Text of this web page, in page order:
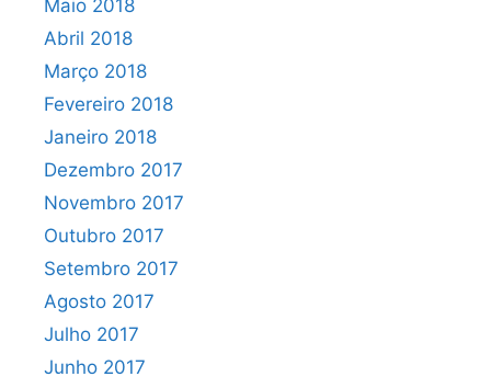
Maio 2018
Abril 2018
Março 2018
Fevereiro 2018
Janeiro 2018
Dezembro 2017
Novembro 2017
Outubro 2017
Setembro 2017
Agosto 2017
Julho 2017
Junho 2017